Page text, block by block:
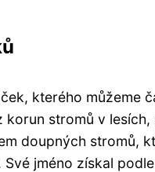
kterého můžeme
stromů v
doupných stromů,
jméno získal